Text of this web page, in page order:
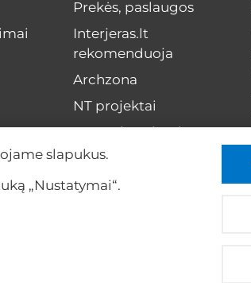
Prekės, paslaugos
Interjeras.lt
rekomenduoja
Archzona
NT projektai
Menas interjerui
slapukus.
„Nustatymai“.